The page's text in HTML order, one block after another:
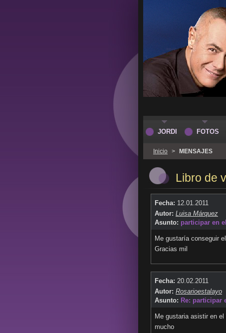
Inicio > MENSAJES
Libro de
Fecha: 12.01.2011
Autor: Luisa Márquez
Asunto: participar en
Me gustaría conseguir
Gracias mil
Fecha: 20.02.2011
Autor: Rosarioestalayo
Asunto: Re: participar
Me gustaria asistir en
mucho
JORDI FOTOS